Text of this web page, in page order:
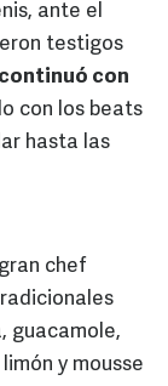
ante el
testigos
con
con los beats
hasta las
chef
guacamole,
y mousse